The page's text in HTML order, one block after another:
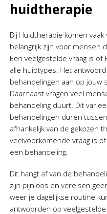
huidtherapie
Bij Huidtherapie komen
belangrijk zijn voor mensen
Een veelgestelde vraag is
alle huidtypes. Het
behandelingen aan op jouw
Daarnaast vragen veel
behandeling duurt. Dit
behandelingen duren
afhankelijk van de gekozen
veelvoorkomende vraag is
een behandeling.
Dit hangt af van de
zijn pijnloos en vereisen
weer je dagelijkse routine
antwoorden op